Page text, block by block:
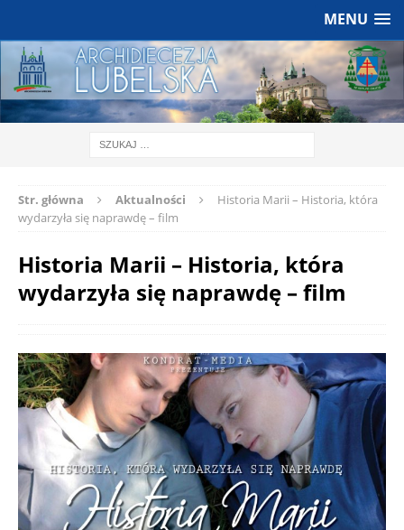
MENU
Str. główna Aktualności
Historia Marii – Historia, która
wydarzyła się naprawdę – film
Historia Marii – Historia, która
wydarzyła się naprawdę – film